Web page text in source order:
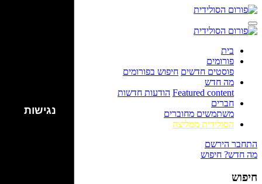
בית
פורומים
פוסטים חדשים חיפוש בפורומים
מה חדש
Featured content הודעות חדשות
חברים
משתמשים מחוברים
הסולידית ממליצה
התחבר הירשם
מה חדש? חיפוש
חיפוש
נגישות